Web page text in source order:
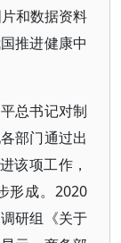
和数据资料
推进健康中
总书记对制
部门通过出
该项工作，
形成。2020
研组《关于